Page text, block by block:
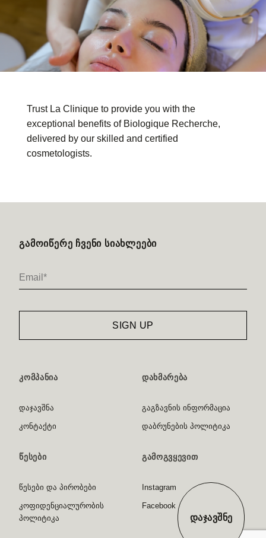
Trust La Clinique to provide you with the
exceptional benefits of Biologique Recherche,
delivered by our skilled and certified
cosmetologists.
ᲒᲐᲛᲝᲘᲬᲔᲠᲔ ᲩᲕᲔᲜᲘ ᲡᲘᲐᲮᲚᲔᲔᲑᲘ
ᲙᲝᲛᲞᲐᲜᲘᲐ
დაჯავშნა
კონტაქტი
ᲓᲐᲮᲛᲐᲠᲔᲑᲐ
გაგზავნის ინფორმაცია
დაბრუნების პოლიტიკა
ᲬᲔᲡᲔᲑᲘ
წესები და პირობები
კოფიდენციალურობის
პოლიტიკა
ᲒᲐᲛᲝᲒᲕᲧᲔᲕᲘᲗ
Instagram
Facebook
ᲓᲐᲯᲐᲕᲨᲜᲔ